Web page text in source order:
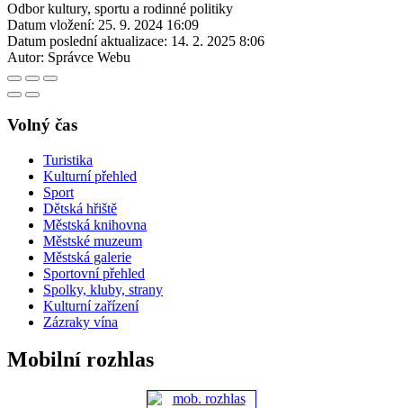
Odbor kultury, sportu a rodinné politiky
Datum vložení: 25. 9. 2024 16:09
Datum poslední aktualizace: 14. 2. 2025 8:06
Autor: Správce Webu
Volný čas
Turistika
Kulturní přehled
Sport
Dětská hřiště
Městská knihovna
Městské muzeum
Městská galerie
Sportovní přehled
Spolky, kluby, strany
Kulturní zařízení
Zázraky vína
Mobilní rozhlas